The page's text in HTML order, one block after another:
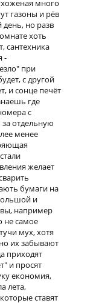
много
газоны и рёв
но разв
хоть
сантехника
-
при
с другой
и сонце печёт
где
с
отдельную
менее
желает
бумаги на
и
например
не самое
мух, хотя
их забывают
приходят
и просят
економия,
лета,
ставят